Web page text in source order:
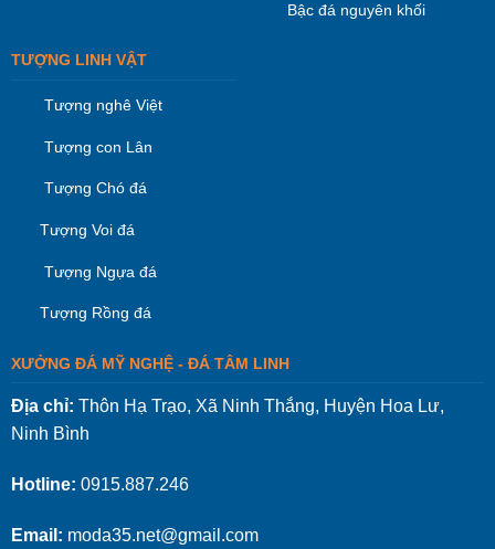
Bậc đá nguyên khối
TƯỢNG LINH VẬT
Tượng nghê Việt
Tượng con Lân
Tượng Chó đá
Tượng Voi đá
Tượng Ngựa đá
Tượng Rồng đá
XƯỞNG ĐÁ MỸ NGHỆ - ĐÁ TÂM LINH
Địa chỉ: Thôn Hạ Trạo, Xã Ninh Thắng, Huyện Hoa Lư,
Ninh Bình
Hotline: 0915.887.246
Email: moda35.net@gmail.com